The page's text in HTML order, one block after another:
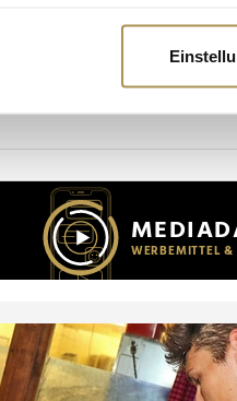
wie Ihre persönlichen
Inhalte und Anzeigen zu
für soziale Medien,
Daten zusammen, die Sie